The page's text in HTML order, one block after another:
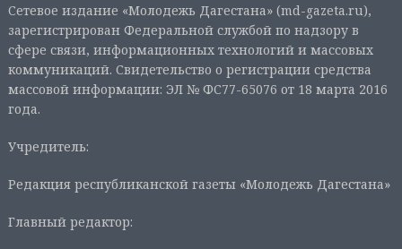
Сетевое издание «Молодежь Дагестана» (md-gazeta.ru),
зарегистрирован Федеральной службой по надзору в
сфере связи, информационных технологий и массовых
коммуникаций. Свидетельство о регистрации средства
массовой информации: ЭЛ № ФС77-65076 от 18 марта 2016
года.
Учредитель:
Редакция республиканской газеты «Молодежь Дагестана»
Главный редактор: